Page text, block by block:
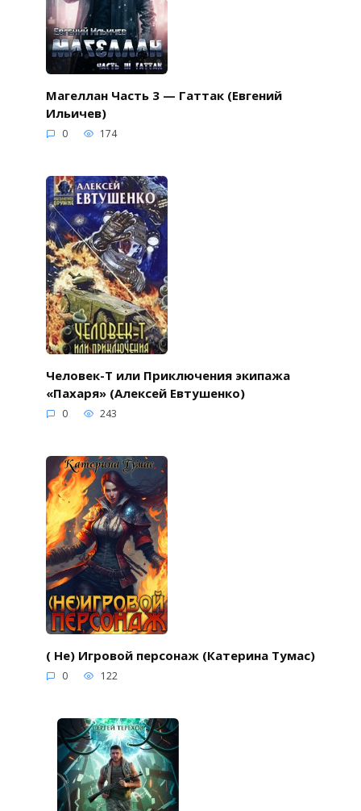
Магеллан Часть 3 — Гаттак (Евгений
Ильичев)
0 174
Человек-Т или Приключения экипажа
«Пахаря» (Алексей Евтушенко)
0 243
( Не) Игровой персонаж (Катерина Тумас)
0 122